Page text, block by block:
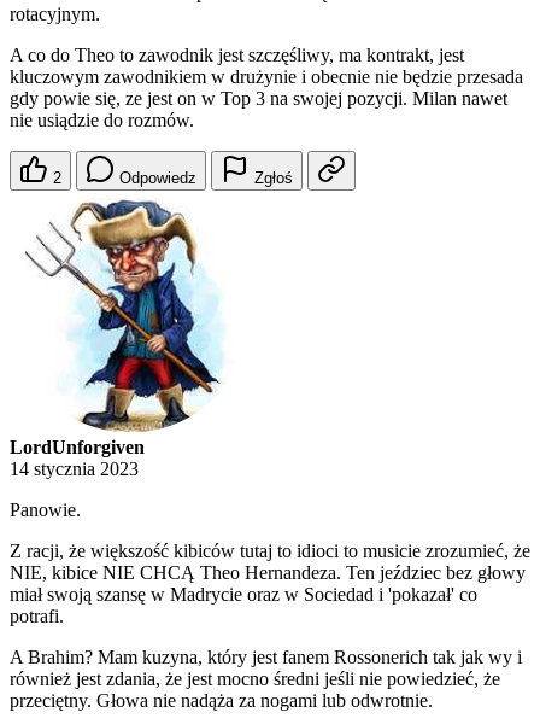
rotacyjnym.
A co do Theo to zawodnik jest szczęśliwy, ma kontrakt, jest
kluczowym zawodnikiem w drużynie i obecnie nie będzie przesada
gdy powie się, ze jest on w Top 3 na swojej pozycji. Milan nawet
nie usiądzie do rozmów.
2 Odpowiedz Zgłoś
LordUnforgiven
14 stycznia 2023
Panowie.
Z racji, że większość kibiców tutaj to idioci to musicie zrozumieć, że
NIE, kibice NIE CHCĄ Theo Hernandeza. Ten jeździec bez głowy
miał swoją szansę w Madrycie oraz w Sociedad i 'pokazał' co
potrafi.
A Brahim? Mam kuzyna, który jest fanem Rossonerich tak jak wy i
również jest zdania, że jest mocno średni jeśli nie powiedzieć, że
przeciętny. Głowa nie nadąża za nogami lub odwrotnie.